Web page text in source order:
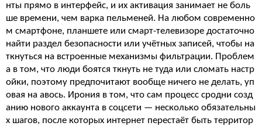
нты прямо в интерфейс, и их активация занимает не боль
ше времени, чем варка пельменей. На любом современно
м смартфоне, планшете или смарт-телевизоре достаточно
найти раздел безопасности или учётных записей, чтобы на
ткнуться на встроенные механизмы фильтрации. Проблем
а в том, что люди боятся ткнуть не туда или сломать настр
ойки, поэтому предпочитают вообще ничего не делать, уп
овая на авось. Ирония в том, что сам процесс сродни созд
анию нового аккаунта в соцсети — несколько обязательны
х шагов, после которых интернет перестаёт быть территор